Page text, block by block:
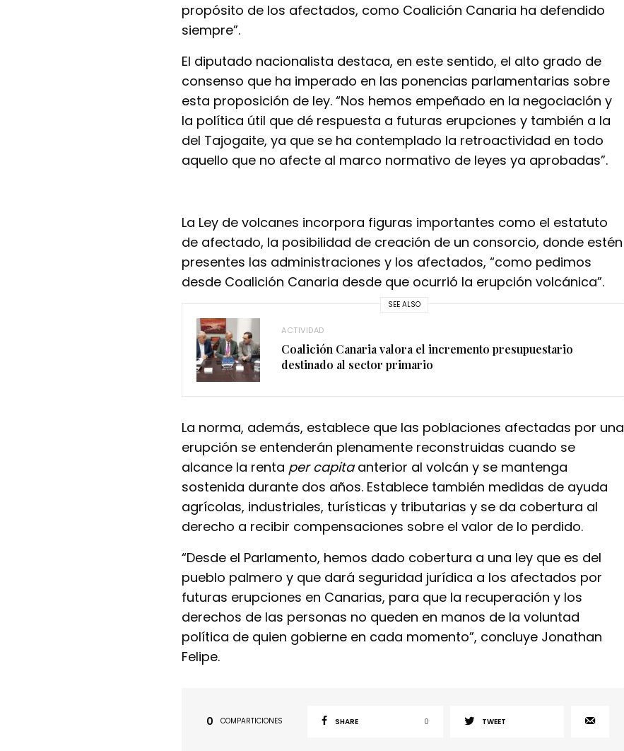
propósito de los afectados, como Coalición Canaria ha defendido
siempre”.
El diputado nacionalista destaca, en este sentido, el alto grado de
consenso que ha imperado en las ponencias parlamentarias sobre
esta proposición de ley. “Nos hemos empeñado en la negociación y
la política útil que dé respuesta a futuras erupciones y también a la
del Tajogaite, ya que se ha contemplado la retroactividad en todo
aquello que no afecte al marco normativo de leyes ya aprobadas”.
La Ley de volcanes incorpora figuras importantes como el estatuto
de afectado, la posibilidad de creación de un consorcio, donde estén
presentes las administraciones y los afectados, “como pedimos
desde Coalición Canaria desde que ocurrió la erupción volcánica”.
SEE ALSO
ACTIVIDAD
Coalición Canaria valora el incremento presupuestario
destinado al sector primario
La norma, además, establece que las poblaciones afectadas por una
erupción se entenderán plenamente reconstruidas cuando se
alcance la renta per capitaanterior al volcán y se mantenga
sostenida durante dos años. Establece también medidas de ayuda
agrícolas, industriales, turísticas y tributarias y se da cobertura al
derecho a recibir compensaciones sobre el valor de lo perdido.
“Desde el Parlamento, hemos dado cobertura a una ley que es del
pueblo palmero y que dará seguridad jurídica a los afectados por
futuras erupciones en Canarias, para que la recuperación y los
derechos de las personas no queden en manos de la voluntad
política de quien gobierne en cada momento”, concluye Jonathan
Felipe.
0 COMPARTICIONES SHARE 0 TWEET